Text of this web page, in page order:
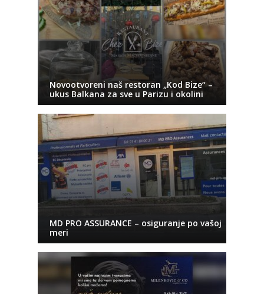
Novootvoreni naš restoran „Kod Bize“ –
ukus Balkana za sve u Parizu i okolini
MD PRO ASSURANCE – osiguranje po vašoj
meri